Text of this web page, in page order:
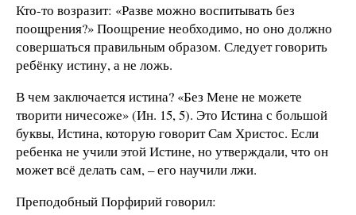
Кто-то возразит: «Разве можно воспитывать без
поощрения?» Поощрение необходимо, но оно должно
совершаться правильным образом. Следует говорить
ребёнку истину, а не ложь.
В чем заключается истина? «Без Мене не можете
творити ничесоже» (Ин. 15, 5). Это Истина с большой
буквы, Истина, которую говорит Сам Христос. Если
ребенка не учили этой Истине, но утверждали, что он
может всё делать сам, – его научили лжи.
Преподобный Порфирий говорил: